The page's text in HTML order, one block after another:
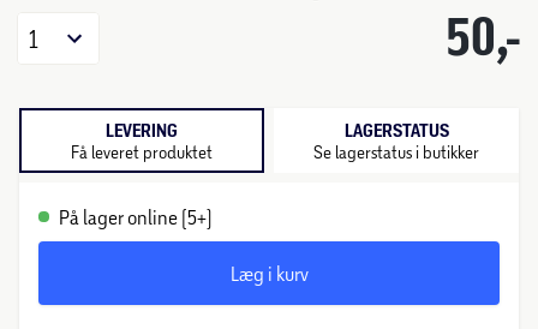
50,-
1
LEVERING
Få leveret produktet
LAGERSTATUS
Se lagerstatus i butikker
På lager online (5+)
Læg i kurv